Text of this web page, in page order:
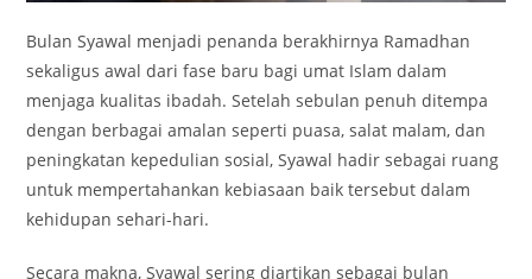
Bulan Syawal menjadi penanda berakhirnya Ramadhan
sekaligus awal dari fase baru bagi umat Islam dalam
menjaga kualitas ibadah. Setelah sebulan penuh ditempa
dengan berbagai amalan seperti puasa, salat malam, dan
peningkatan kepedulian sosial, Syawal hadir sebagai ruang
untuk mempertahankan kebiasaan baik tersebut dalam
kehidupan sehari-hari.
Secara makna, Syawal sering diartikan sebagai bulan